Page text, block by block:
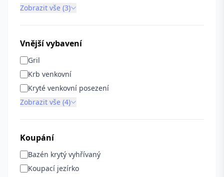
Zobrazit vše (3)
Vnější vybavení
Gril
Krb venkovní
Kryté venkovní posezení
Zobrazit vše (4)
Koupání
Bazén krytý vyhřívaný
Koupací jezírko